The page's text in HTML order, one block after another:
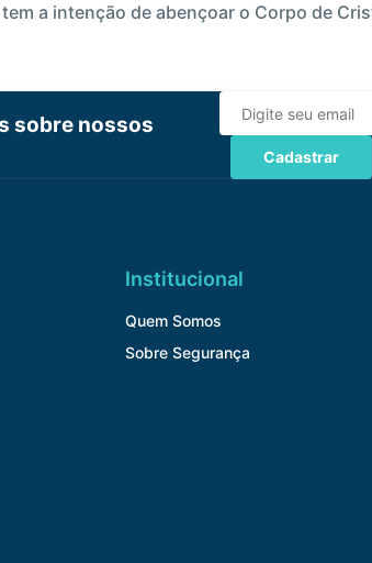
a intenção de abençoar o Corpo de
sobre nossos
Cadastrar
Institucional
Quem Somos
Sobre Segurança